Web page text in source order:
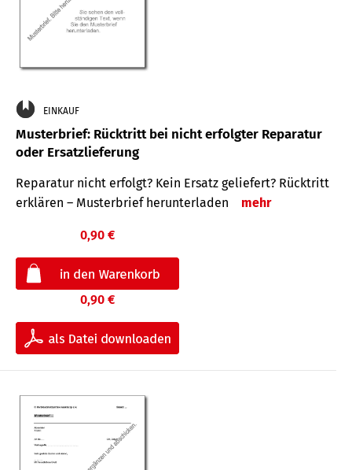
EINKAUF
Musterbrief: Rücktritt bei nicht erfolgter Reparatur
oder Ersatzlieferung
Reparatur nicht erfolgt? Kein Ersatz geliefert? Rücktritt
erklären – Musterbrief herunterladen
mehr
0,90 €
0,90 €